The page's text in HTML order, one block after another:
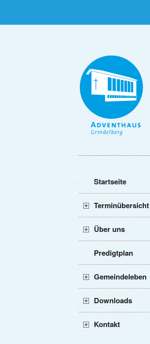
Startseite
Terminübersicht
Über uns
Predigtplan
Gemeindeleben
Downloads
Kontakt